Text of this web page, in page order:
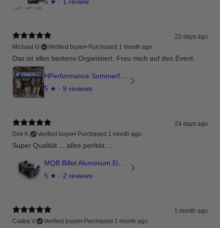
22 days ago
Michael G.
Verified buyer• Purchased 1 month ago
Das ist alles bestens Organisiert. Freu mich auf den Event.
5 ★ · 9 reviews
24 days ago
Dirk K.
Verified buyer• Purchased 1 month ago
Super Qualität ... alles perfekt ...
5 ★ · 2 reviews
1 month ago
Csaba V.
Verified buyer• Purchased 1 month ago